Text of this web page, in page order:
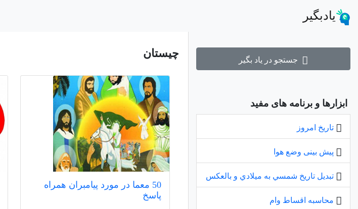
یادبگیر
جستجو در یاد بگیر
ابزارها و برنامه های مفید
تاریخ امروز
پیش بینی وضع هوا
تبديل تاريخ شمسي به ميلادي و بالعكس
محاسبه اقساط وام
چیستان
50 معما در مورد پیامبران همراه
پاسخ